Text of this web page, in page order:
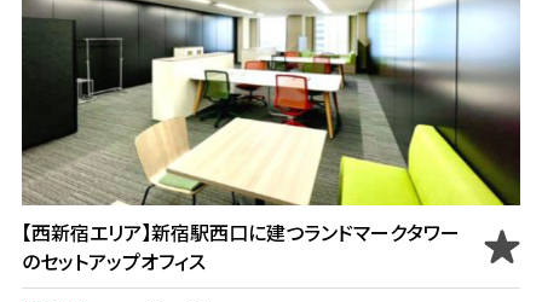
【西新宿エリア】新宿駅西口に建つランドマークタワー
のセットアップオフィス